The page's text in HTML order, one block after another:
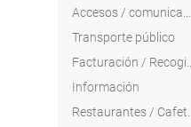
Transporte público
Información